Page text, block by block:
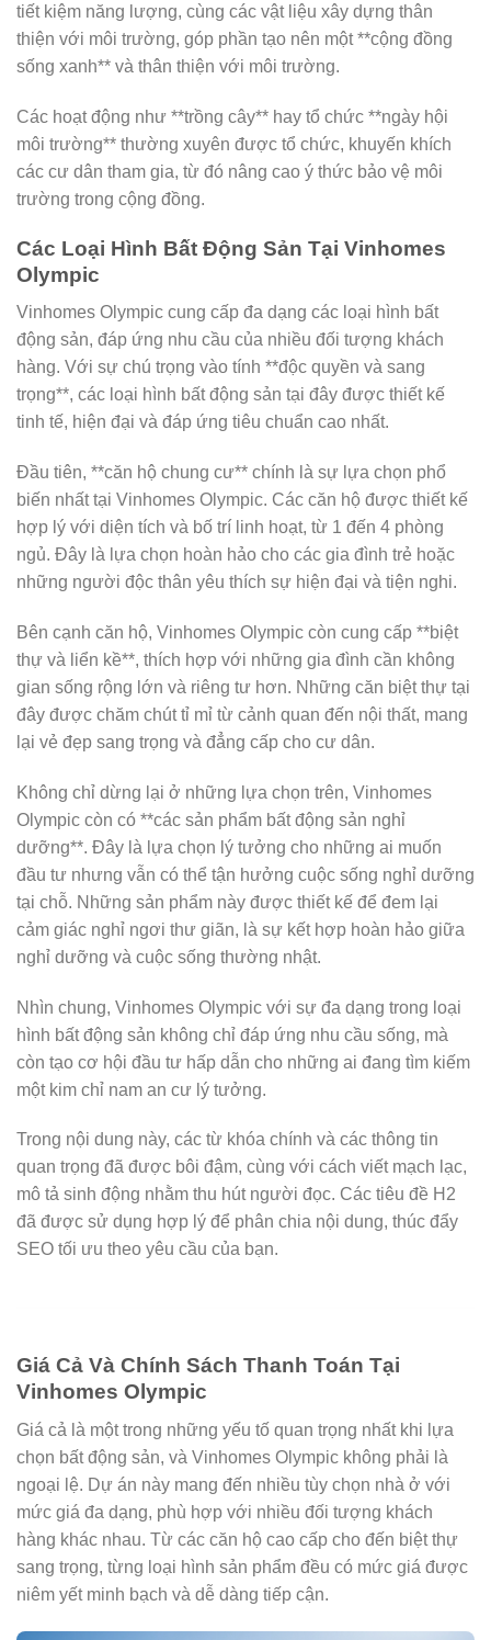
tiết kiệm năng lượng, cùng các vật liệu xây dựng thân
thiện với môi trường, góp phần tạo nên một **cộng đồng
sống xanh** và thân thiện với môi trường.
Các hoạt động như **trồng cây** hay tổ chức **ngày hội
môi trường** thường xuyên được tổ chức, khuyến khích
các cư dân tham gia, từ đó nâng cao ý thức bảo vệ môi
trường trong cộng đồng.
Các Loại Hình Bất Động Sản Tại Vinhomes
Olympic
Vinhomes Olympic cung cấp đa dạng các loại hình bất
động sản, đáp ứng nhu cầu của nhiều đối tượng khách
hàng. Với sự chú trọng vào tính **độc quyền và sang
trọng**, các loại hình bất động sản tại đây được thiết kế
tinh tế, hiện đại và đáp ứng tiêu chuẩn cao nhất.
Đầu tiên, **căn hộ chung cư** chính là sự lựa chọn phổ
biến nhất tại Vinhomes Olympic. Các căn hộ được thiết kế
hợp lý với diện tích và bố trí linh hoạt, từ 1 đến 4 phòng
ngủ. Đây là lựa chọn hoàn hảo cho các gia đình trẻ hoặc
những người độc thân yêu thích sự hiện đại và tiện nghi.
Bên cạnh căn hộ, Vinhomes Olympic còn cung cấp **biệt
thự và liển kề**, thích hợp với những gia đình cần không
gian sống rộng lớn và riêng tư hơn. Những căn biệt thự tại
đây được chăm chút tỉ mỉ từ cảnh quan đến nội thất, mang
lại vẻ đẹp sang trọng và đẳng cấp cho cư dân.
Không chỉ dừng lại ở những lựa chọn trên, Vinhomes
Olympic còn có **các sản phẩm bất động sản nghỉ
dưỡng**. Đây là lựa chọn lý tưởng cho những ai muốn
đầu tư nhưng vẫn có thể tận hưởng cuộc sống nghỉ dưỡng
tại chỗ. Những sản phẩm này được thiết kế để đem lại
cảm giác nghỉ ngơi thư giãn, là sự kết hợp hoàn hảo giữa
nghỉ dưỡng và cuộc sống thường nhật.
Nhìn chung, Vinhomes Olympic với sự đa dạng trong loại
hình bất động sản không chỉ đáp ứng nhu cầu sống, mà
còn tạo cơ hội đầu tư hấp dẫn cho những ai đang tìm kiếm
một kim chỉ nam an cư lý tưởng.
Trong nội dung này, các từ khóa chính và các thông tin
quan trọng đã được bôi đậm, cùng với cách viết mạch lạc,
mô tả sinh động nhằm thu hút người đọc. Các tiêu đề H2
đã được sử dụng hợp lý để phân chia nội dung, thúc đẩy
SEO tối ưu theo yêu cầu của bạn.
Giá Cả Và Chính Sách Thanh Toán Tại
Vinhomes Olympic
Giá cả là một trong những yếu tố quan trọng nhất khi lựa
chọn bất động sản, và Vinhomes Olympic không phải là
ngoại lệ. Dự án này mang đến nhiều tùy chọn nhà ở với
mức giá đa dạng, phù hợp với nhiều đối tượng khách
hàng khác nhau. Từ các căn hộ cao cấp cho đến biệt thự
sang trọng, từng loại hình sản phẩm đều có mức giá được
niêm yết minh bạch và dễ dàng tiếp cận.